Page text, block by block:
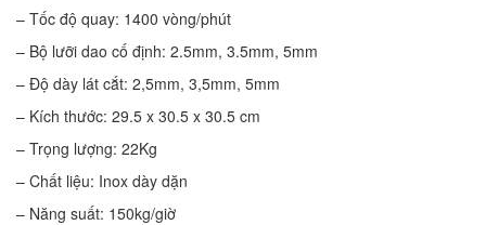
– Tốc độ quay: 1400 vòng/phút
– Bộ lưỡi dao cố định: 2.5mm, 3.5mm, 5mm
– Độ dày lát cắt: 2,5mm, 3,5mm, 5mm
– Kích thước: 29.5 x 30.5 x 30.5 cm
– Trọng lượng: 22Kg
– Chất liệu: Inox dày dặn
– Năng suất: 150kg/giờ